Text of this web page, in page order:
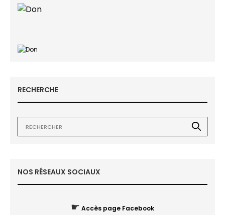
RECHERCHE
NOS RÉSEAUX SOCIAUX
☛ Accès page Facebook